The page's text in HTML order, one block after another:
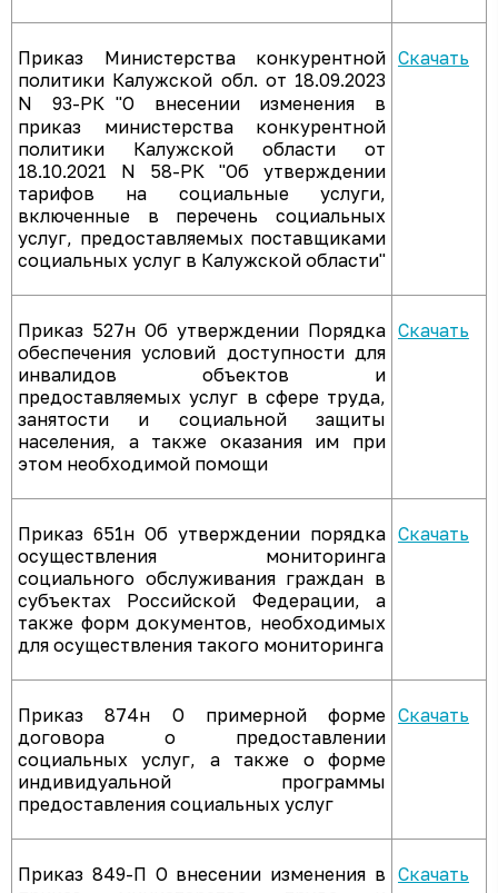
Приказ Министерства конкурентной
политики Калужской обл. от 18.09.2023
N 93-РК "О внесении изменения в
приказ министерства конкурентной
политики Калужской области от
18.10.2021 N 58-РК "Об утверждении
тарифов на социальные услуги,
включенные в перечень социальных
услуг, предоставляемых поставщиками
социальных услуг в Калужской области"
Скачать
Приказ 527н Об утверждении Порядка
обеспечения условий доступности для
инвалидов объектов и
предоставляемых услуг в сфере труда,
занятости и социальной защиты
населения, а также оказания им при
этом необходимой помощи
Скачать
Приказ 651н Об утверждении порядка
осуществления мониторинга
социального обслуживания граждан в
субъектах Российской Федерации, а
также форм документов, необходимых
для осуществления такого мониторинга
Скачать
Приказ 874н О примерной форме
договора о предоставлении
социальных услуг, а также о форме
индивидуальной программы
предоставления социальных услуг
Скачать
Приказ 849-П О внесении изменения в Скачать